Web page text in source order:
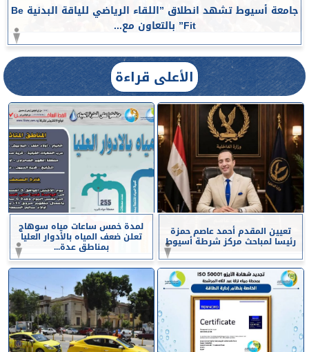
جامعة أسيوط تشهد انطلاق ”اللقاء الرياضي للياقة البدنية Be
Fit” بالتعاون مع...
الأعلى قراءة
تعيين المقدم أحمد عاصم حمزة
رئيسا لمباحث مركز شرطة أسيوط
لمدة خمس ساعات مياه سوهاج
تعلن ضعف المياه بالأدوار العليا
بمناطق عدة...